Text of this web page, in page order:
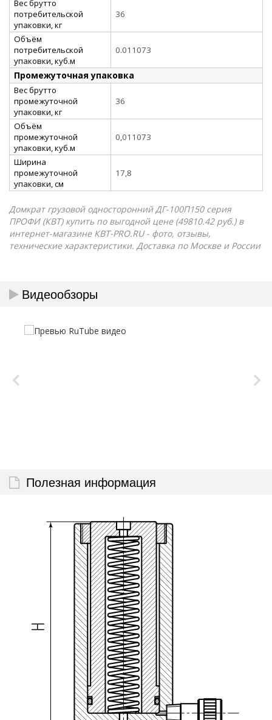
Вес брутто
потребительской
упаковки, кг
36
Объём
потребительской
упаковки, куб.м
0.011073
Промежуточная упаковка
Вес брутто
промежуточной
упаковки, кг
36
Объём
промежуточной
упаковки, куб.м
0,011073
Ширина
промежуточной
упаковки, см
17,8
Домкрат грузовой односторонний ДГ-100П150 серия
ПРОФИ (КВТ) купить по выгодной цене (49810.42 руб.) в
интернет-магазине КВТ-PRO.RU - фото, отзывы,
технические характеристики. Доставка по Москве и России
Видеообзоры
Полезная информация